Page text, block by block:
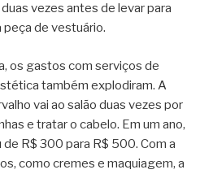
vezes antes de levar para
peça de vestuário.
os gastos com serviços de
também explodiram. A
vai ao salão duas vezes por
e tratar o cabelo. Em um ano,
R$ 300 para R$ 500. Com a
como cremes e maquiagem, a